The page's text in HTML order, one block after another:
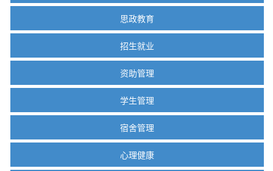
思政教育
招生就业
资助管理
学生管理
宿舍管理
心理健康